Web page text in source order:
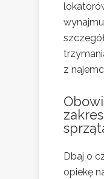
wynajmu
z
Dbaj o
opiekę